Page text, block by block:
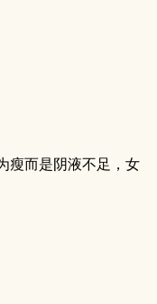
瘦而是阴液不足，女